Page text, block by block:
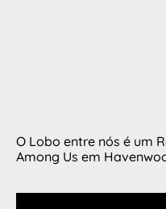
O Lobo entre nós é um
Among Us em